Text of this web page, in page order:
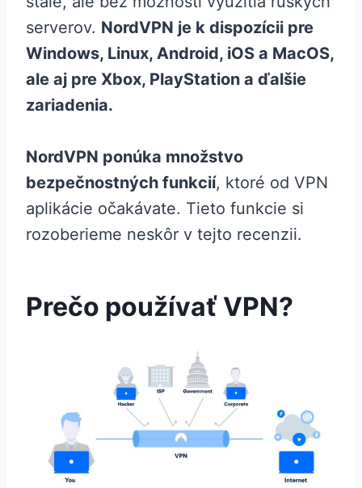
serverov. NordVPN je k dispozícii pre
Windows, Linux, Android, iOS a MacOS,
ale aj pre Xbox, PlayStation a ďalšie
zariadenia.
NordVPN ponúka množstvo
bezpečnostných funkcií, ktoré od VPN
aplikácie očakávate. Tieto funkcie si
rozoberieme neskôr v tejto recenzii.
Prečo používať VPN?